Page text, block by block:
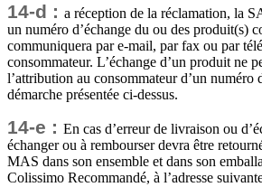
14-d : a réception de la réclamation, la
un numéro d’échange du ou des produit(s)
communiquera par e-mail, par fax ou par
consommateur. L’échange d’un produit ne
l’attribution au consommateur d’un numéro
démarche présentée ci-dessus.
14-e : En cas d’erreur de livraison ou
échanger ou à rembourser devra être
MAS dans son ensemble et dans son
Colissimo Recommandé, à l’adresse